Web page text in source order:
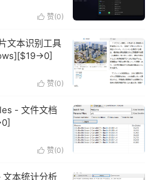
 赞(0)
文本识别工具
 赞(0)
- 文件文档
 赞(0)
本统计分析